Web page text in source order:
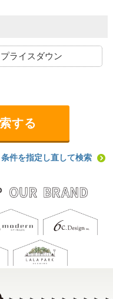
プライスダウン
条件を指定し直して検索